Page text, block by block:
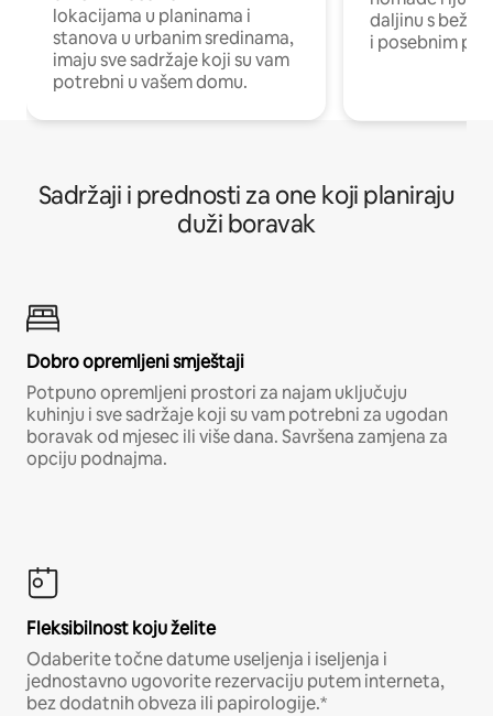
lokacijama u planinama i
stanova u urbanim sredinama,
imaju sve sadržaje koji su vam
potrebni u vašem domu.
daljinu s
i posebnim
Sadržaji i prednosti za one koji planiraju
duži boravak
Dobro opremljeni smještaji
Potpuno opremljeni prostori za najam uključuju
kuhinju i sve sadržaje koji su vam potrebni za ugodan
boravak od mjesec ili više dana. Savršena zamjena za
opciju podnajma.
Fleksibilnost koju želite
Odaberite točne datume useljenja i iseljenja i
jednostavno ugovorite rezervaciju putem interneta,
bez dodatnih obveza ili papirologije.*